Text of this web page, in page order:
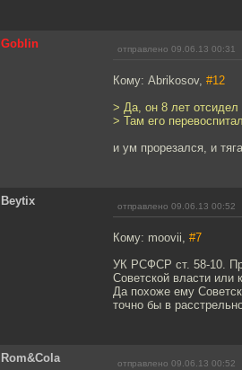
Goblin отправлено 09.06.13 00:31
Кому: Abrikosov, #12
> Да, он 8 лет
> Там его
и ум прорезался, и
Beytix отправлено 09.06.13 00:52
Кому: moovii, #7
УК РСФСР ст. 58-10.
Советской власти или
Да похоже ему
точно бы в
Rom&Cola отправлено 09.06.13 00:52